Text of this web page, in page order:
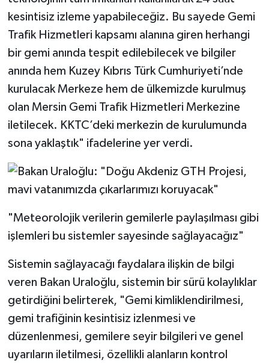
kesintisiz izleme yapabileceğiz. Bu sayede Gemi
Trafik Hizmetleri kapsamı alanına giren herhangi
bir gemi anında tespit edilebilecek ve bilgiler
anında hem Kuzey Kıbrıs Türk Cumhuriyeti’nde
kurulacak Merkeze hem de ülkemizde kurulmuş
olan Mersin Gemi Trafik Hizmetleri Merkezine
iletilecek. KKTC’deki merkezin de kurulumunda
sona yaklaştık" ifadelerine yer verdi.
"Meteorolojik verilerin gemilerle paylaşılması gibi
işlemleri bu sistemler sayesinde sağlayacağız"
Sistemin sağlayacağı faydalara ilişkin de bilgi
veren Bakan Uraloğlu, sistemin bir sürü kolaylıklar
getirdiğini belirterek, "Gemi kimliklendirilmesi,
gemi trafiğinin kesintisiz izlenmesi ve
düzenlenmesi, gemilere seyir bilgileri ve genel
uyarıların iletilmesi, özellikli alanların kontrol